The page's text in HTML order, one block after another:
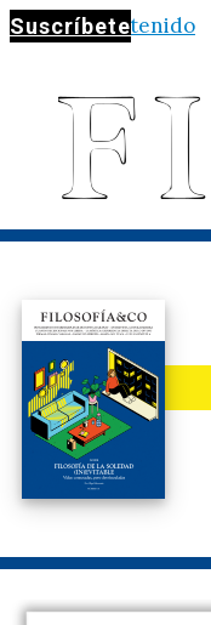
Suscríbete
Saltar al contenido